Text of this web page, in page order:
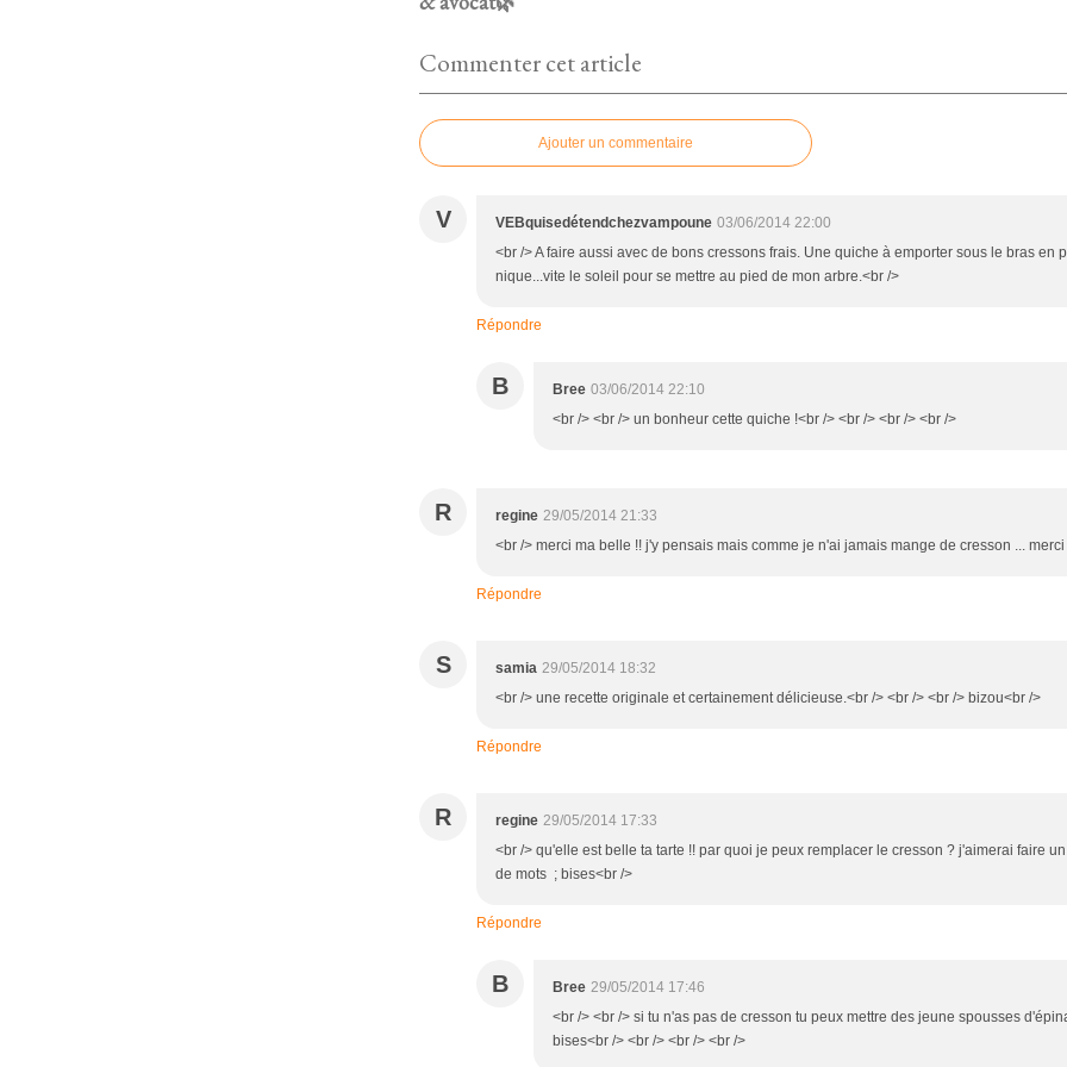
Commenter cet article
Ajouter un commentaire
V VEBquisedétendchezvampoune 03/06/2014 22:00
<br /> A faire aussi avec de bons cressons frais. Une quiche à emporter sous le bras en
nique...vite le soleil pour se mettre au pied de mon arbre.<br />
Répondre
B Bree 03/06/2014 22:10
<br /> <br /> un bonheur cette quiche !<br /> <br /> <br /> <br />
R regine 29/05/2014 21:33
<br /> merci ma belle !! j'y pensais mais comme je n'ai jamais mange de cresson ...
Répondre
S samia 29/05/2014 18:32
<br /> une recette originale et certainement délicieuse.<br /> <br /> <br /> bizou<br />
Répondre
R regine 29/05/2014 17:33
<br /> qu'elle est belle ta tarte !! par quoi je peux remplacer le cresson ? j'aimerai faire
de mots ; bises<br />
Répondre
B Bree 29/05/2014 17:46
<br /> <br /> si tu n'as pas de cresson tu peux mettre des jeune spousses
bises<br /> <br /> <br /> <br />